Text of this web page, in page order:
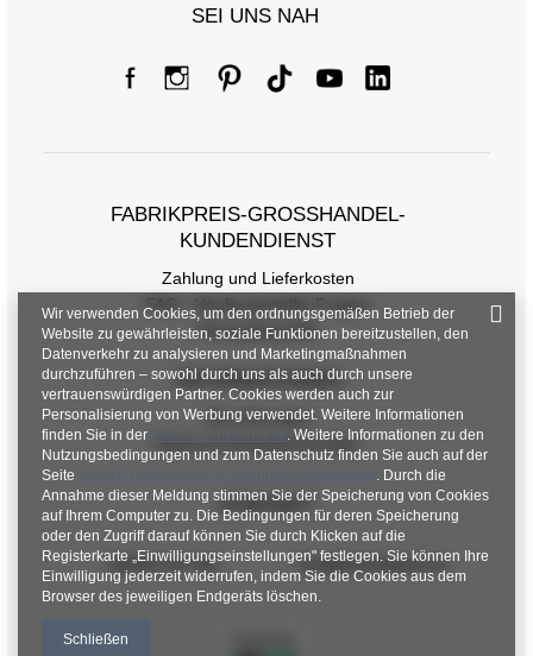
SEI UNS NAH
FABRIKPREIS-GROSSHANDEL-K
UNDENDIENST
Zahlung und Lieferkosten
FAQ - Häufig gestellte Fragen
Rückgabepolitik
INFORMATIONEN
Verordnungen
Datenschutzbestimmungen
KONTAKT
+48 601 547 740 hurt@factoryprice.eu
Wir verwenden Cookies, um den ordnungsgemäßen Betrieb der
Website zu gewährleisten, soziale Funktionen bereitzustellen, den
Datenverkehr zu analysieren und Marketingmaßnahmen
durchzuführen – sowohl durch uns als auch durch unsere
vertrauenswürdigen Partner. Cookies werden auch zur
Personalisierung von Werbung verwendet. Weitere Informationen
finden Sie in der
Datenschutzrichtlinie. Weitere Informationen zu den
Nutzungsbedingungen und zum Datenschutz finden Sie auch auf der
Seite
. Durch die
Annahme dieser Meldung stimmen Sie der Speicherung von Cookies
auf Ihrem Computer zu. Die Bedingungen für deren Speicherung
oder den Zugriff darauf können Sie durch Klicken auf die
Registerkarte „Einwilligungseinstellungen" festlegen. Sie können Ihre
Einwilligung jederzeit widerrufen, indem Sie die Cookies aus dem
Browser des jeweiligen Endgeräts löschen.
Schließen